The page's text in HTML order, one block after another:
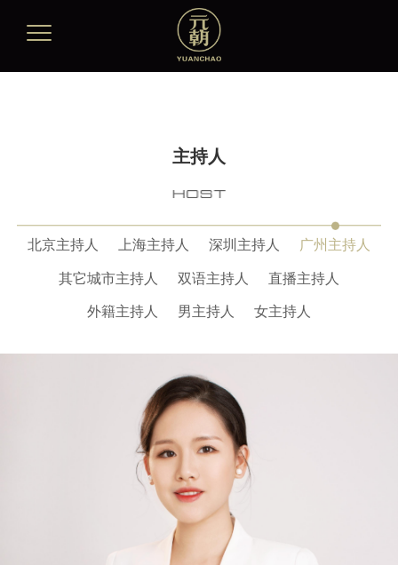
主持人
北京主持人 上海主持人 深圳主持人 广州主持人
其它城市主持人 双语主持人 直播主持人
外籍主持人 男主持人 女主持人